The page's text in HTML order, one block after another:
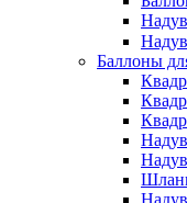
Баллоны